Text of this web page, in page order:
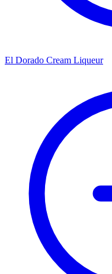
El Dorado Cream Liqueur